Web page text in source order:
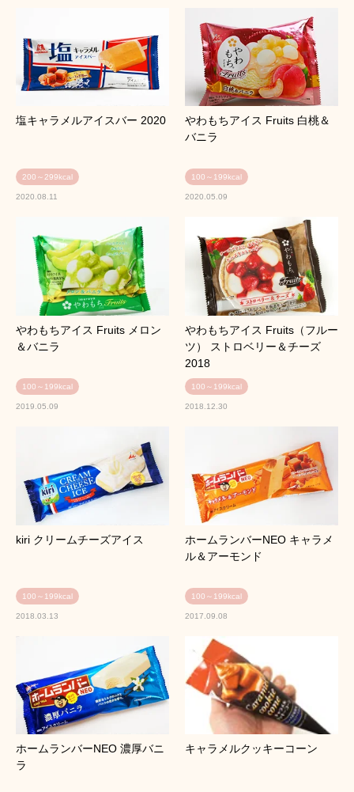
塩キャラメルアイスバー 2020
200～299kcal
2020.08.11
やわもちアイス Fruits 白桃＆
バニラ
100～199kcal
2020.05.09
やわもちアイス Fruits メロン
＆バニラ
100～199kcal
2019.05.09
やわもちアイス Fruits（フルー
ツ） ストロベリー＆チーズ
2018
100～199kcal
2018.12.30
kiri クリームチーズアイス
100～199kcal
2018.03.13
ホームランバーNEO キャラメ
ル＆アーモンド
100～199kcal
2017.09.08
ホームランバーNEO 濃厚バニ
ラ
キャラメルクッキーコーン